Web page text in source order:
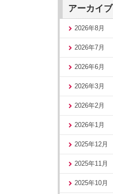
アーカイブ
2026年8月
2026年7月
2026年6月
2026年3月
2026年2月
2026年1月
2025年12月
2025年11月
2025年10月